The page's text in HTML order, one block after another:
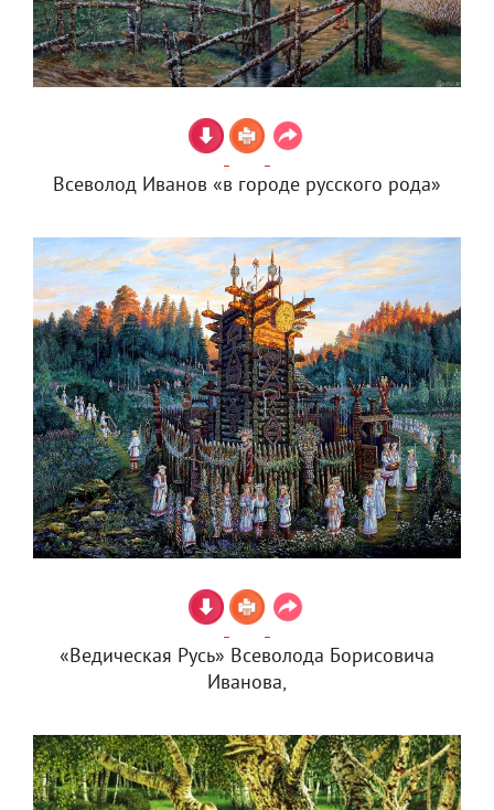
Всеволод Иванов «в городе русского рода»
«Ведическая Русь» Всеволода Борисовича
Иванова,